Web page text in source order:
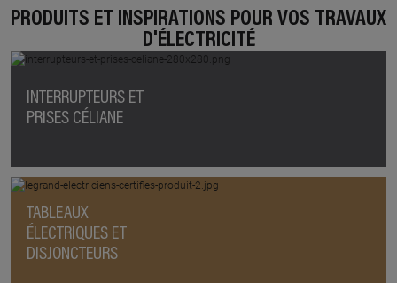
PRODUITS ET INSPIRATIONS POUR VOS TRAVAUX
D'ÉLECTRICITÉ
INTERRUPTEURS ET
PRISES CÉLIANE
TABLEAUX
ÉLECTRIQUES ET
DISJONCTEURS